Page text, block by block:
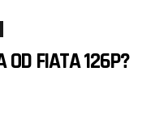
OD FIATA 126P?